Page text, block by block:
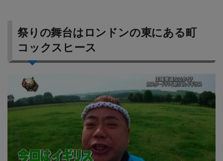
祭りの舞台はロンドンの東にある町
コックスヒース